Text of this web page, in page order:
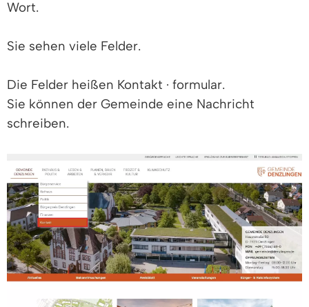
Wort.
Sie sehen viele Felder.
Die Felder heißen Kontakt · formular.
Sie können der Gemeinde eine Nachricht
schreiben.